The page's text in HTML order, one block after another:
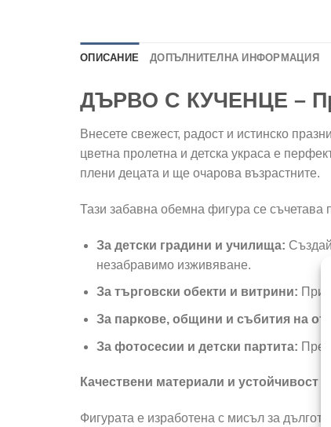
ОПИСАНИЕ ДОПЪЛНИТЕЛНА ИНФОРМАЦИЯ
ДЪРВО С КУЧЕНЦЕ –
Внесете свежест, радост и истинско
цветна пролетна и детска украса е
плени децата и ще очарова възрастните.
Тази забавна обемна фигура се съчетава
За детски градини и училища:
незабравимо изживяване.
За търговски обекти и витрини:
За паркове, общини и събития на
За фотосесии и детски партита:
Качествени материали и устойчивост
Фигурата е изработена с мисъл за